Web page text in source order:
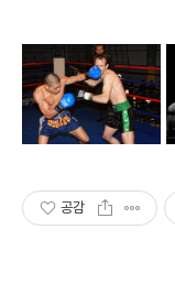
공감